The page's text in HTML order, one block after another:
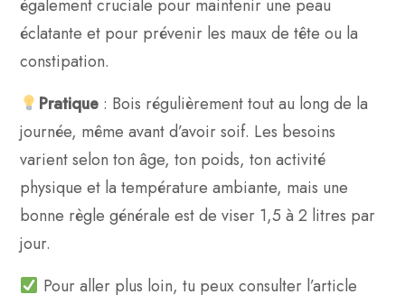
également cruciale pour maintenir une peau
éclatante et pour prévenir les maux de tête ou la
constipation.
Pratique: Bois régulièrement tout au long de la
journée, même avant d’avoir soif. Les besoins
varient selon ton âge, ton poids, ton activité
physique et la température ambiante, mais une
bonne règle générale est de viser 1,5 à 2 litres par
jour.
Pour aller plus loin, tu peux consulter l’article